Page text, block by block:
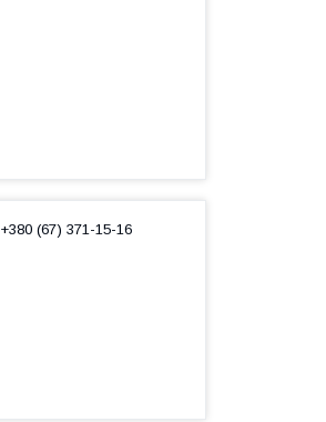
+380 (67) 371-15-16